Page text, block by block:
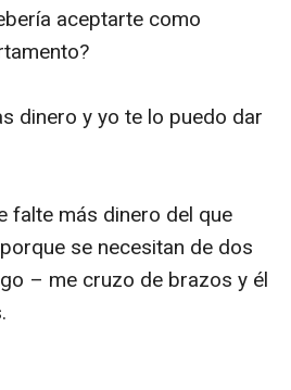
aceptarte como
dinero y yo te lo puedo dar
falte más dinero del que
se necesitan de dos
– me cruzo de brazos y él